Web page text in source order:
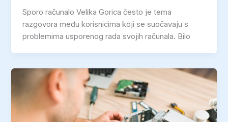
Sporo računalo Velika Gorica često je tema
razgovora među korisnicima koji se suočavaju s
problemima usporenog rada svojih računala. Bilo